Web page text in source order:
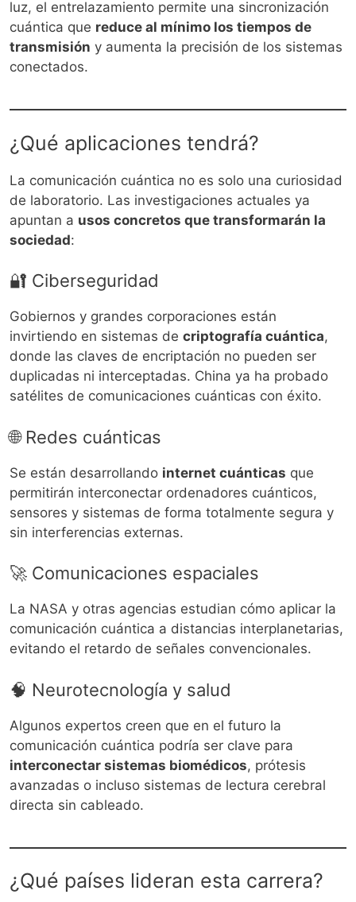
luz, el entrelazamiento permite una sincronización
cuántica que reduce al mínimo los tiempos de
transmisión y aumenta la precisión de los sistemas
conectados.
¿Qué aplicaciones tendrá?
La comunicación cuántica no es solo una curiosidad
de laboratorio. Las investigaciones actuales ya
apuntan a usos concretos que transformarán la
sociedad:
🔐 Ciberseguridad
Gobiernos y grandes corporaciones están
invirtiendo en sistemas de criptografía cuántica,
donde las claves de encriptación no pueden ser
duplicadas ni interceptadas. China ya ha probado
satélites de comunicaciones cuánticas con éxito.
🌐 Redes cuánticas
Se están desarrollando internet cuánticas que
permitirán interconectar ordenadores cuánticos,
sensores y sistemas de forma totalmente segura y
sin interferencias externas.
🚀 Comunicaciones espaciales
La NASA y otras agencias estudian cómo aplicar la
comunicación cuántica a distancias interplanetarias,
evitando el retardo de señales convencionales.
🧠 Neurotecnología y salud
Algunos expertos creen que en el futuro la
comunicación cuántica podría ser clave para
interconectar sistemas biomédicos, prótesis
avanzadas o incluso sistemas de lectura cerebral
directa sin cableado.
¿Qué países lideran esta carrera?